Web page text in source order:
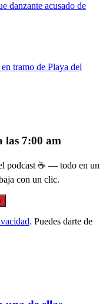
danzante acusado de
tramo de Playa del
las 7:00 am
podcast ☕ — todo en un
con un clic.
. Puedes darte de